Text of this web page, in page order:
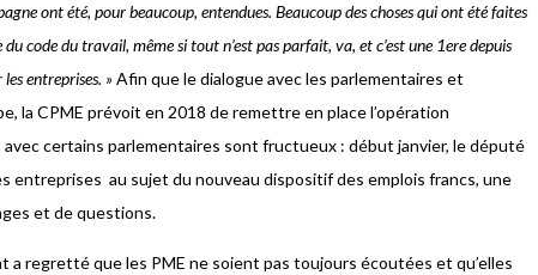
ont été, pour beaucoup, entendues. Beaucoup des choses qui ont été faites
code du travail, même si tout n’est pas parfait, va, et c’est une 1ere depuis
les entreprises. »Afin que le dialogue avec les parlementaires et
la CPME prévoit en 2018 de remettre en place l’opération
avec certains parlementaires sont fructueux : début janvier, le député
entreprises au sujet du nouveau dispositif des emplois francs, une
et de questions.
a regretté que les PME ne soient pas toujours écoutées et qu’elles